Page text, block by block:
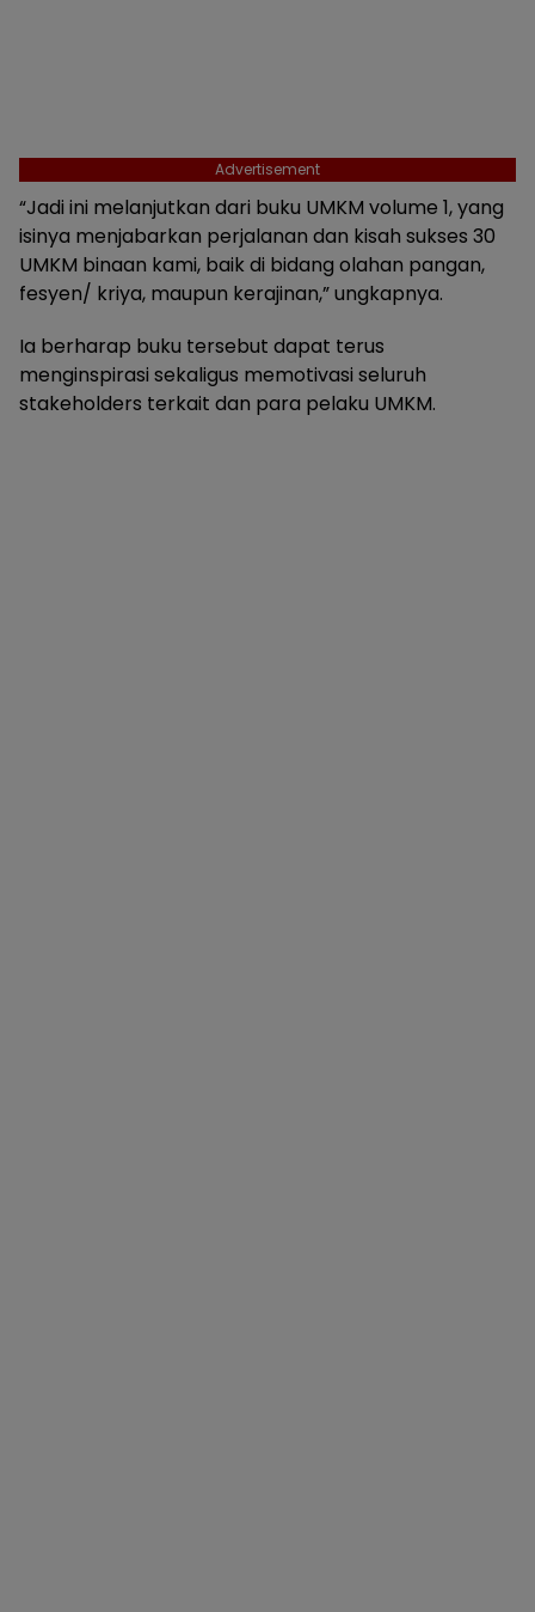
Advertisement
“Jadi ini melanjutkan dari buku UMKM volume 1, yang
isinya menjabarkan perjalanan dan kisah sukses 30
UMKM binaan kami, baik di bidang olahan pangan,
fesyen/ kriya, maupun kerajinan,” ungkapnya.
Ia berharap buku tersebut dapat terus
menginspirasi sekaligus memotivasi seluruh
stakeholders terkait dan para pelaku UMKM.